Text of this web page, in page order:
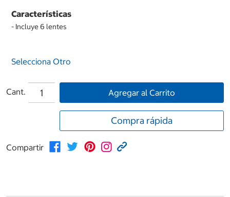
Características
- Incluye 6 lentes
Selecciona Otro
Cant. Agregar al Carrito
Compra rápida
Compartir